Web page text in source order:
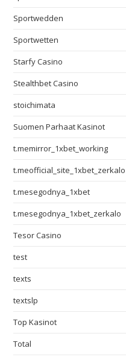
Sportwedden
Sportwetten
Starfy Casino
Stealthbet Casino
stoichimata
Suomen Parhaat Kasinot
t.memirror_1xbet_working
t.meofficial_site_1xbet_zerkalo
t.mesegodnya_1xbet
t.mesegodnya_1xbet_zerkalo
Tesor Casino
test
texts
textslp
Top Kasinot
Total